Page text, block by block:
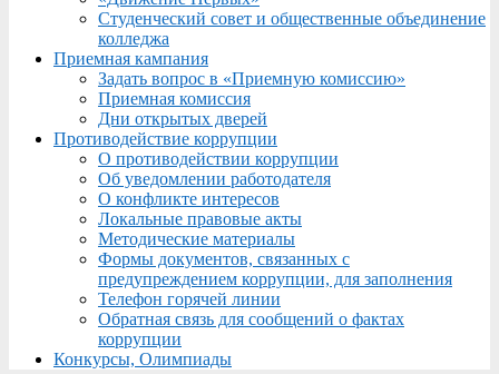
Студенческий совет и общественные объединение
колледжа
Приемная кампания
Задать вопрос в «Приемную комиссию»
Приемная комиссия
Дни открытых дверей
Противодействие коррупции
О противодействии коррупции
Об уведомлении работодателя
О конфликте интересов
Локальные правовые акты
Методические материалы
Формы документов, связанных с
предупреждением коррупции, для заполнения
Телефон горячей линии
Обратная связь для сообщений о фактах
коррупции
Конкурсы, Олимпиады